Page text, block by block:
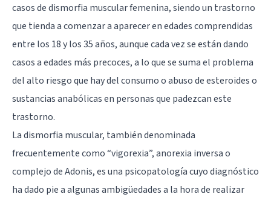
casos de dismorfia muscular femenina, siendo un trastorno
que tienda a comenzar a aparecer en edades comprendidas
entre los 18 y los 35 años, aunque cada vez se están dando
casos a edades más precoces, a lo que se suma el problema
del alto riesgo que hay del consumo o abuso de esteroides o
sustancias anabólicas en personas que padezcan este
trastorno.
La dismorfia muscular, también denominada
frecuentemente como “vigorexia”, anorexia inversa o
complejo de Adonis, es una psicopatología cuyo diagnóstico
ha dado pie a algunas ambigüedades a la hora de realizar